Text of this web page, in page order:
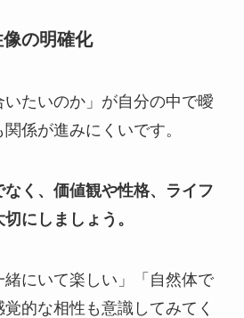
の明確化
いたいのか」が自分の中で曖
係が進みにくいです。
なく、価値観や性格、ライフ
にしましょう。
緒にいて楽しい」「自然体で
的な相性も意識してみてく